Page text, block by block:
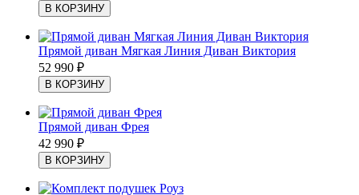
Прямой диван Мягкая Линия Диван Виктория
52 990 ₽
Прямой диван Фрея
42 990 ₽